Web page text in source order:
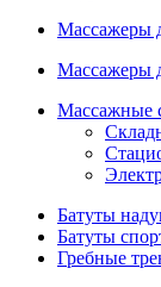
Массажеры
Массажеры
Массажные
Батуты
Батуты
Гребные